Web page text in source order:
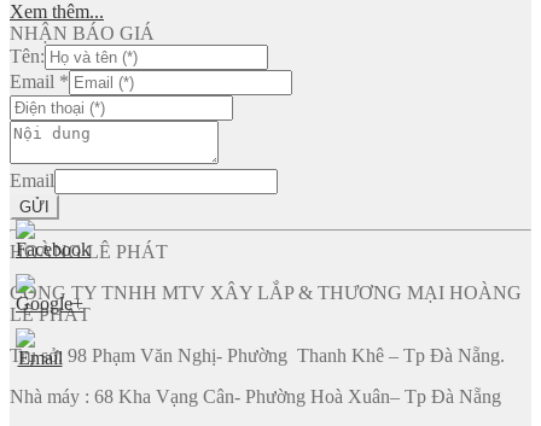
Xem thêm...
NHẬN BÁO GIÁ
Tên:
Email *
Email
GỬI
HOÀNG LÊ PHÁT
CÔNG TY TNHH MTV XÂY LẮP & THƯƠNG MẠI HOÀNG
LÊ PHÁT
Trụ sở: 98 Phạm Văn Nghị- Phường Thanh Khê – Tp Đà Nẵng.
Nhà máy : 68 Kha Vạng Cân- Phường Hoà Xuân– Tp Đà Nẵng